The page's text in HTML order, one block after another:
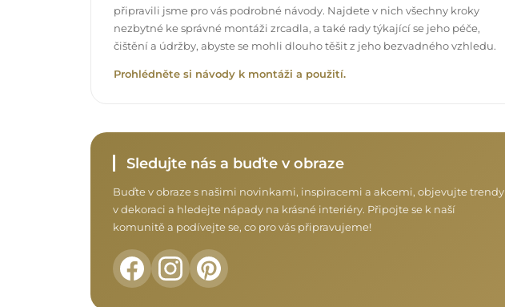
připravili jsme pro vás podrobné návody. Najdete v nich všechny kroky
nezbytné ke správné montáži zrcadla, a také rady týkající se jeho péče,
čištění a údržby, abyste se mohli dlouho těšit z jeho bezvadného vzhledu.
Prohlédněte si návody k montáži a použití.
Sledujte nás a buďte v obraze
Buďte v obraze s našimi novinkami, inspiracemi a akcemi, objevujte trendy
v dekoraci a hledejte nápady na krásné interiéry. Připojte se k naší
komunitě a podívejte se, co pro vás připravujeme!